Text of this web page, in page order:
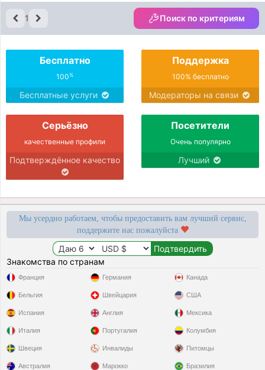
1 Поиск по критериям
Бесплатно
100%
Бесплатные услуги
Поддержка
100% бесплатно
Модераторы на связи
Серьёзно
качественные профили
Подтверждённое качество
Посетители
Очень популярно
Лучший
Мы усердно работаем, чтобы предоставить вам лучший сервис,
поддержите нас пожалуйста
Знакомства по странам
Франция
Бельгия
Испания
Италия
Швеция
Германия
Швейцария
Англия
Португалия
Инвалиды
Канада
США
Мексика
Колумбия
Питомцы
Австралия Марокко Бразилия